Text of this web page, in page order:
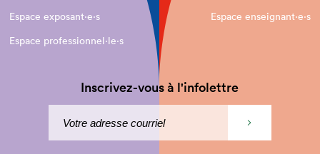
Espace exposant·e⋅s
Espace enseignant·e⋅s
Espace professionnel·le⋅s
Inscrivez-vous à l'infolettre